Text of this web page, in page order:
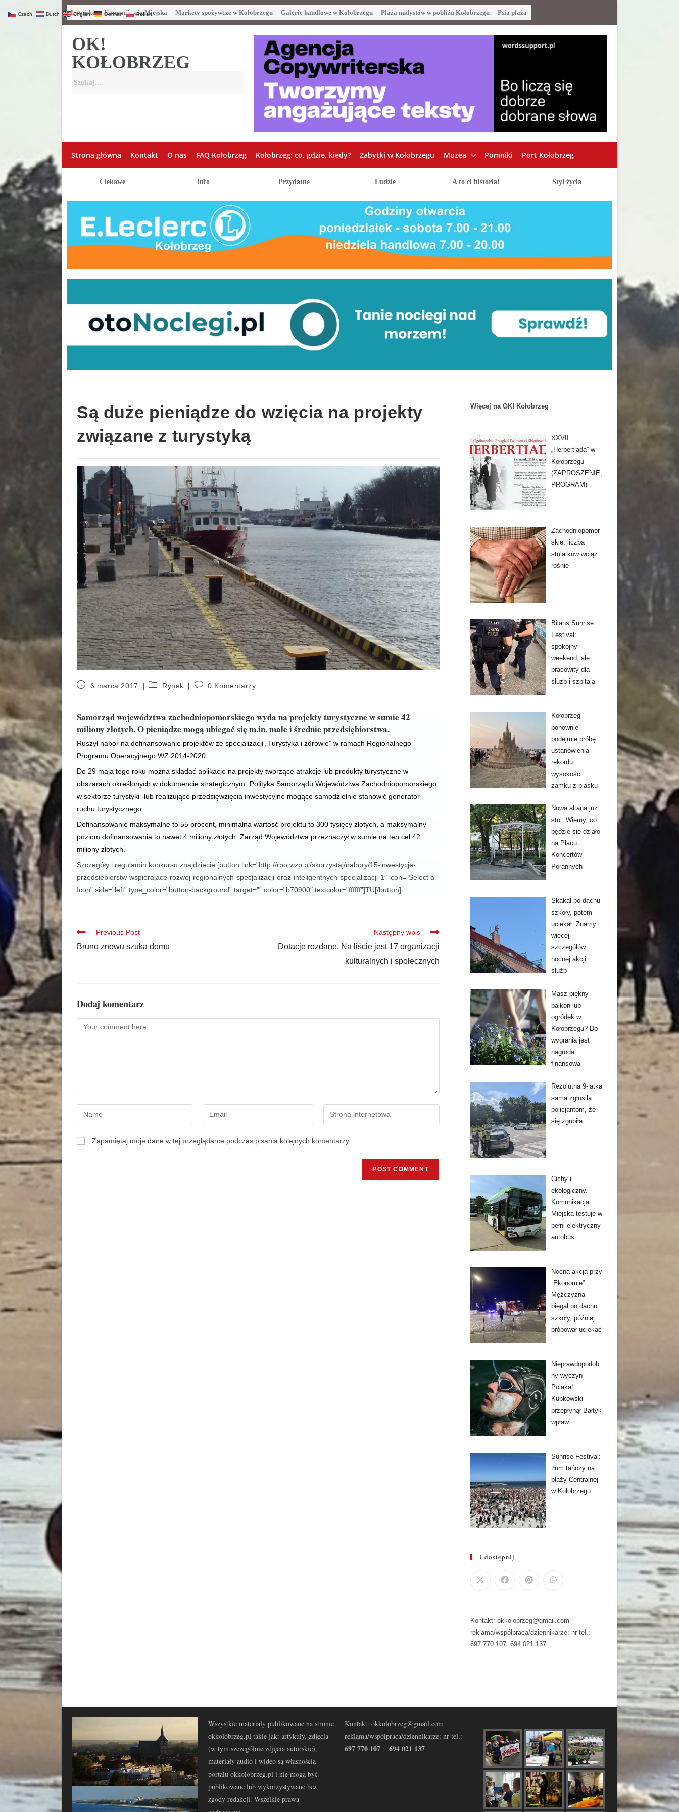
Lotnisko Komunikacja Miejska Markety spożywcze w Kołobrzegu Galerie handlowe w Kołobrzegu Plaża nudystów w pobliżu Kołobrzegu Psia plaża
OK!
KOŁOBRZEG
Strona główna Kontakt O nas FAQ Kołobrzeg Kołobrzeg: co, gdzie, kiedy? Zabytki w Kołobrzegu Muzea Pomniki Port Kołobrzeg
Ciekawe Info Przydatne Ludzie A to ci historia! Styl życia
Są duże pieniądze do wzięcia na projekty
związane z turystyką
6 marca 2017 Rynek 0 Komentarzy
Samorząd województwa zachodniopomorskiego wyda na projekty turystyczne w sumie 42
miliony złotych. O pieniądze mogą ubiegać się m.in. małe i średnie przedsiębiorstwa.
Ruszył nabór na dofinansowanie projektów ze specjalizacji „Turystyka i zdrowie” w ramach Regionalnego
Programu Operacyjnego WZ 2014-2020.
Do 29 maja tego roku można składać aplikacje na projekty tworzące atrakcje lub produkty turystyczne w
obszarach określonych w dokumencie strategicznym „Polityka Samorządu Województwa Zachodniopomorskiego
w sektorze turystyki” lub realizujące przedsięwzięcia inwestycyjne mogące samodzielnie stanowić generator
ruchu turystycznego.
Dofinansowanie maksymalne to 55 procent, minimalna wartość projektu to 300 tysięcy złotych, a maksymalny
poziom dofinansowania to nawet 4 miliony złotych. Zarząd Województwa przeznaczył w sumie na ten cel 42
miliony złotych.
Szczegóły i regulamin konkursu znajdziecie [button link=”http://rpo.wzp.pl/skorzystaj/nabory/15-inwestycje-
przedsiebiorstw-wspierajace-rozwoj-regionalnych-specjalizacji-oraz-inteligentnych-specjalizacji-1″ icon=”Select a
Icon” side=”left” type_color=”button-background” target=”” color=”b70900″ textcolor=”ffffff”]TU[/button]
Previous Post
Bruno znowu szuka domu
Następny wpis
Dotacje rozdane. Na liście jest 17 organizacji
kulturalnych i społecznych
Dodaj komentarz
Zapamiętaj moje dane w tej przeglądarce podczas pisania kolejnych komentarzy.
Więcej na OK! Kołobrzeg
XXVII
„Herbertiada” w
Kołobrzegu
(ZAPROSZENIE,
PROGRAM)
Zachodniopomor
skie: liczba
stulatków wciąż
rośnie
Bilans Sunrise
Festival:
spokojny
weekend, ale
pracowity dla
służb i szpitala
Kołobrzeg
ponownie
podejmie próbę
ustanowienia
rekordu
wysokości
zamku z piasku
Nowa altana już
stoi. Wiemy, co
będzie się działo
na Placu
Koncertów
Porannych
Skakał po dachu
szkoły, potem
uciekał. Znamy
więcej
szczegółów
nocnej akcji
służb
Masz piękny
balkon lub
ogródek w
Kołobrzegu? Do
wygrania jest
nagroda
finansowa
Rezolutna 9-latka
sama zgłosiła
policjantom, że
się zgubiła
Cichy i
ekologiczny.
Komunikacja
Miejska testuje w
pełni elektryczny
autobus
Nocna akcja przy
„Ekonomie”.
Mężczyzna
biegał po dachu
szkoły, później
próbował uciekać
Nieprawdopodob
ny wyczyn
Polaka!
Kubkowski
przepłynął Bałtyk
wpław
Sunrise Festival:
tłum tańczy na
plaży Centralnej
w Kołobrzegu
Udostępnij
Kontakt: okkolobrzeg@gmail.com
reklama/współpraca/dziennikarze: nr tel.:
697 770 107: 694 021 137
Wszystkie materiały publikowane na stronie
okkolobrzeg.pl takie jak: artykuły, zdjęcia
(w tym szczególnie zdjęcia autorskie),
materiały audio i wideo są własnością
portalu okkolobrzeg.pl i nie mogą być
publikowane lub wykorzystywane bez
zgody redakcji. Wszelkie prawa
Kontakt: okkolobrzeg@gmail.com
reklama/współpraca/dziennikarze: nr tel.:
697 770 107 : 694 021 137
Czech Dutch English German Polish